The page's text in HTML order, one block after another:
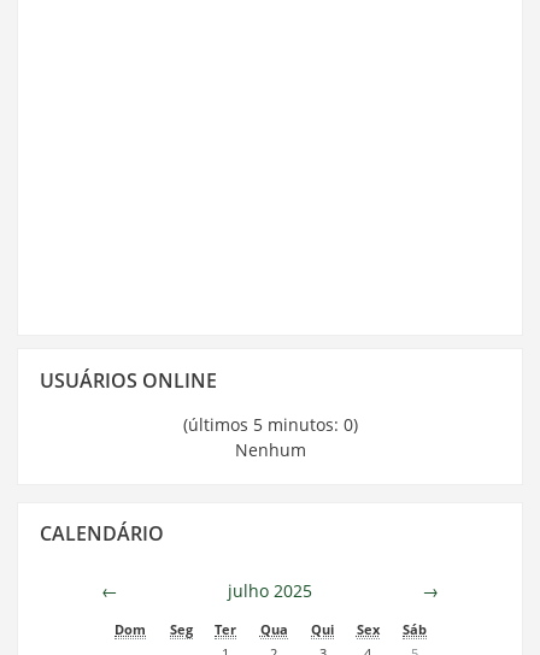
Usuários
USUÁRIOS ONLINE
(últimos 5 minutos: 0)
Nenhum
Calendário
CALENDÁRIO
← julho 2025 →
Dom Seg Ter Qua Qui Sex
Sáb